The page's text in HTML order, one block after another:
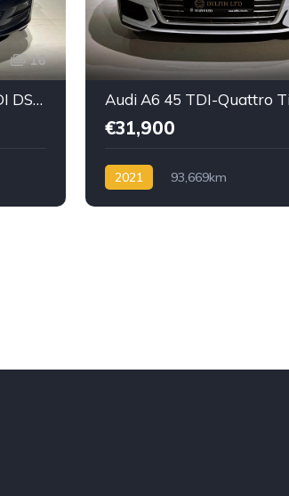
16
Volkswagen Golf 7 - 2.0 TDI DSG Highline
€31,900
2021
93,669km